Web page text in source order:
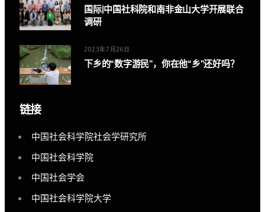
国际|中国社科院和南非金山大学开展联合
调研
2023年7月26日
下乡的“数字游民”，你在他“乡”还好吗？
链接
中国社会科学院社会学研究所
中国社会科学院
中国社会学会
中国社会科学院大学